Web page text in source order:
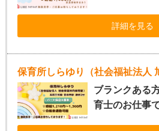
詳細を見る
保育所しらゆり（社会福祉法人
ブランクある
育士のお仕事